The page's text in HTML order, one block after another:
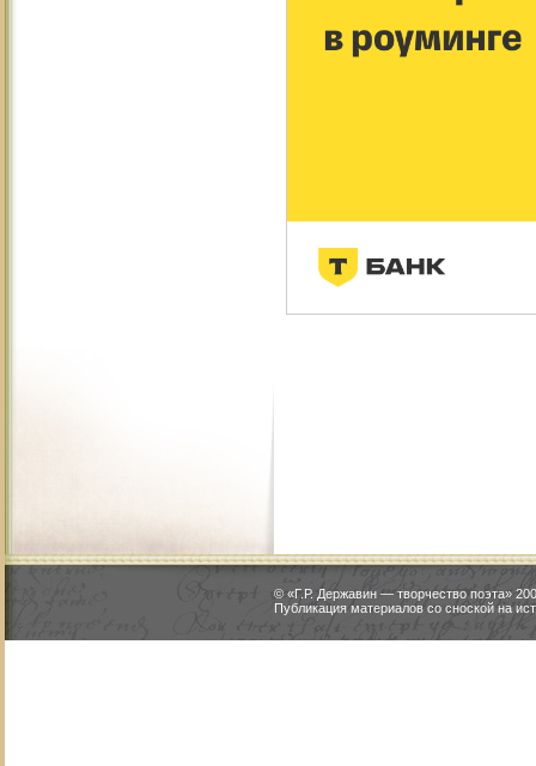
© «Г.Р. Державин — творчество поэта»
Публикация материалов со сноской на